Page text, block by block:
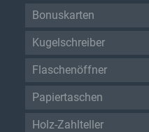
Bonuskarten
Kugelschreiber
Flaschenöffner
Papiertaschen
Holz-Zahlteller